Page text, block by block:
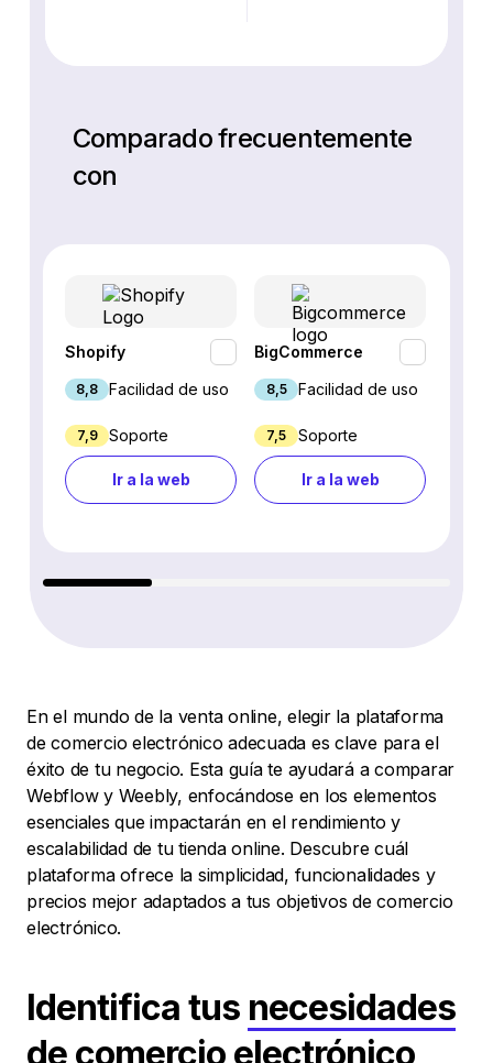
Comparado frecuentemente
con
Shopify
8,8 Facilidad de uso
7,9 Soporte
Ir a la web
BigCommerce
8,5 Facilidad de uso
7,5 Soporte
Ir a la web
En el mundo de la venta online, elegir la plataforma
de comercio electrónico adecuada es clave para el
éxito de tu negocio. Esta guía te ayudará a comparar
Webflow y Weebly, enfocándose en los elementos
esenciales que impactarán en el rendimiento y
escalabilidad de tu tienda online. Descubre cuál
plataforma ofrece la simplicidad, funcionalidades y
precios mejor adaptados a tus objetivos de comercio
electrónico.
Identifica tus necesidades
de comercio electrónico